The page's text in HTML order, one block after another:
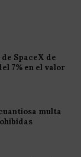
SpaceX de
7% en el valor
multa